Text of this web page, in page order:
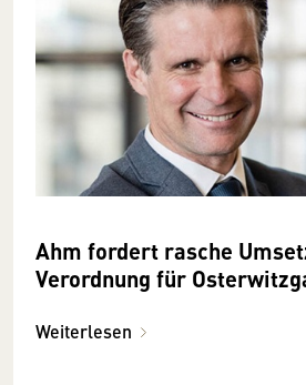
Ahm fordert rasche
Verordnung für
Weiterlesen